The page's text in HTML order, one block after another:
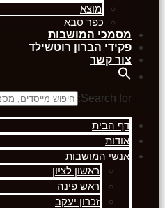
מוצא
כפר סבא
מסמכי המושבות
פקידי הברון רוטשילד
צור קשר
Search for:
דף הבית
אודות
אנשי המושבות
ראשון לציון
ראש פינה
זכרון יעקב